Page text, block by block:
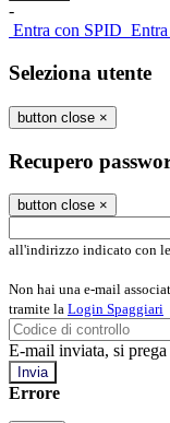
-
Entra con SPID
Seleziona utente
button close ×
Recupero
button close ×
all'indirizzo indicato con
Non hai una e-mail
tramite la Login Spaggiari
E-mail inviata, si
Errore